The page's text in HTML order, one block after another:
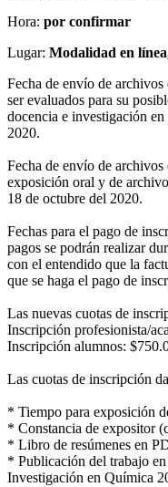
Hora: por confirmar
Lugar: Modalidad en
Fecha de envío de
ser evaluados para su
docencia e investigación
2020.
Fecha de envío de
exposición oral y de
18 de octubre del 2020.
Fechas para el pago de
pagos se podrán realizar
con el entendido que la
que se haga el pago de
Las nuevas cuotas de
Inscripción profesionista/
Inscripción alumnos:
Las cuotas de inscripción
* Tiempo para exposición
* Constancia de expositor
* Libro de resúmenes en
* Publicación del trabajo
Investigación en Química